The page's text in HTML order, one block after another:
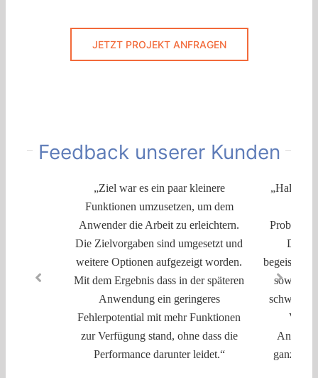
JETZT PROJEKT ANFRAGEN
Feedback unserer Kunden
„Ziel war es ein paar kleinere
Funktionen umzusetzen, um dem
Anwender die Arbeit zu erleichtern.
Die Zielvorgaben sind umgesetzt und
weitere Optionen aufgezeigt worden.
Mit dem Ergebnis dass in der späteren
Anwendung ein geringeres
Fehlerpotential mit mehr Funktionen
zur Verfügung stand, ohne dass die
Performance darunter leidet.“
„Hallo
begeistert.
sowie
schwer
VBA
ganzen